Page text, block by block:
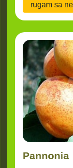
rugam sa
Pannonia